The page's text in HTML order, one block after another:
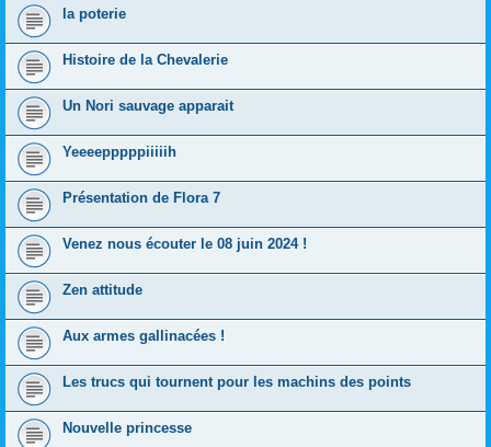
la poterie
Histoire de la Chevalerie
Un Nori sauvage apparait
Yeeeepppppiiiiih
Présentation de Flora 7
Venez nous écouter le 08 juin 2024 !
Zen attitude
Aux armes gallinacées !
Les trucs qui tournent pour les machins des points
Nouvelle princesse